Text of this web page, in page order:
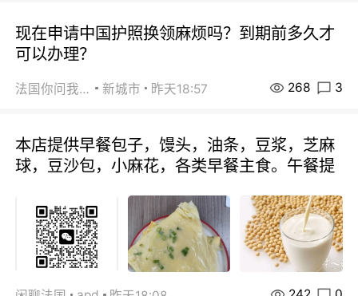
现在申请中国护照换领麻烦吗？到期前多久才
可以办理？
法国你问我答 新城市 昨天18:57 268 3
本店提供早餐包子，馒头，油条，豆浆，芝麻
球，豆沙包，小麻花，各类早餐主食。午餐提